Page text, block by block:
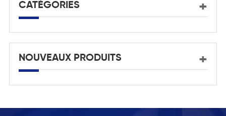
CATÉGORIES
NOUVEAUX PRODUITS